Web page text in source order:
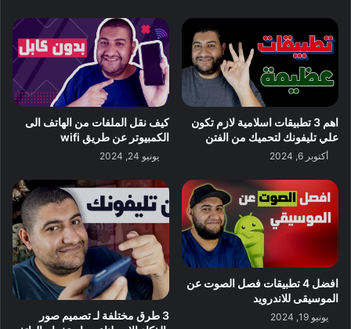
اهم 3 تطبيقات اسلامية لازم تكون
علي تليفونك لتحميك من الفتن
أكتوبر 6, 2024
كيف نقل الملفات من الهاتف الى
الكمبيوتر عن طريق wifi
يونيو 24, 2024
افضل 4 تطبيقات فصل الصوت عن
الموسيقى للاندرويد
يونيو 19, 2024
3 طرق مختلفة لـ تصميم صور